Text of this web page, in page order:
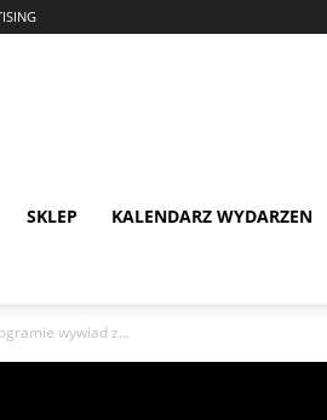
SKLEP KALENDARZ WYDARZEN
wywiad z...